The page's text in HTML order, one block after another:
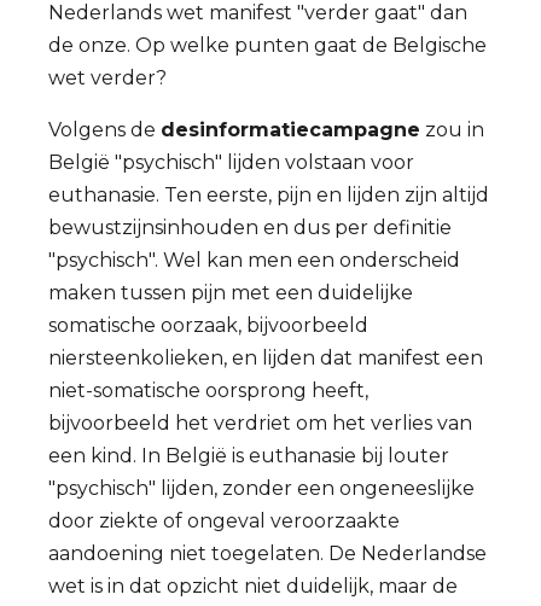
Nederlands wet manifest "verder gaat" dan
de onze. Op welke punten gaat de Belgische
wet verder?
Volgens de desinformatiecampagne zou in
België "psychisch" lijden volstaan voor
euthanasie. Ten eerste, pijn en lijden zijn altijd
bewustzijnsinhouden en dus per definitie
"psychisch". Wel kan men een onderscheid
maken tussen pijn met een duidelijke
somatische oorzaak, bijvoorbeeld
niersteenkolieken, en lijden dat manifest een
niet-somatische oorsprong heeft,
bijvoorbeeld het verdriet om het verlies van
een kind. In België is euthanasie bij louter
"psychisch" lijden, zonder een ongeneeslijke
door ziekte of ongeval veroorzaakte
aandoening niet toegelaten. De Nederlandse
wet is in dat opzicht niet duidelijk, maar de